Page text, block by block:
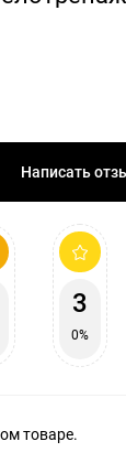
Написать
3
0%
товаре.